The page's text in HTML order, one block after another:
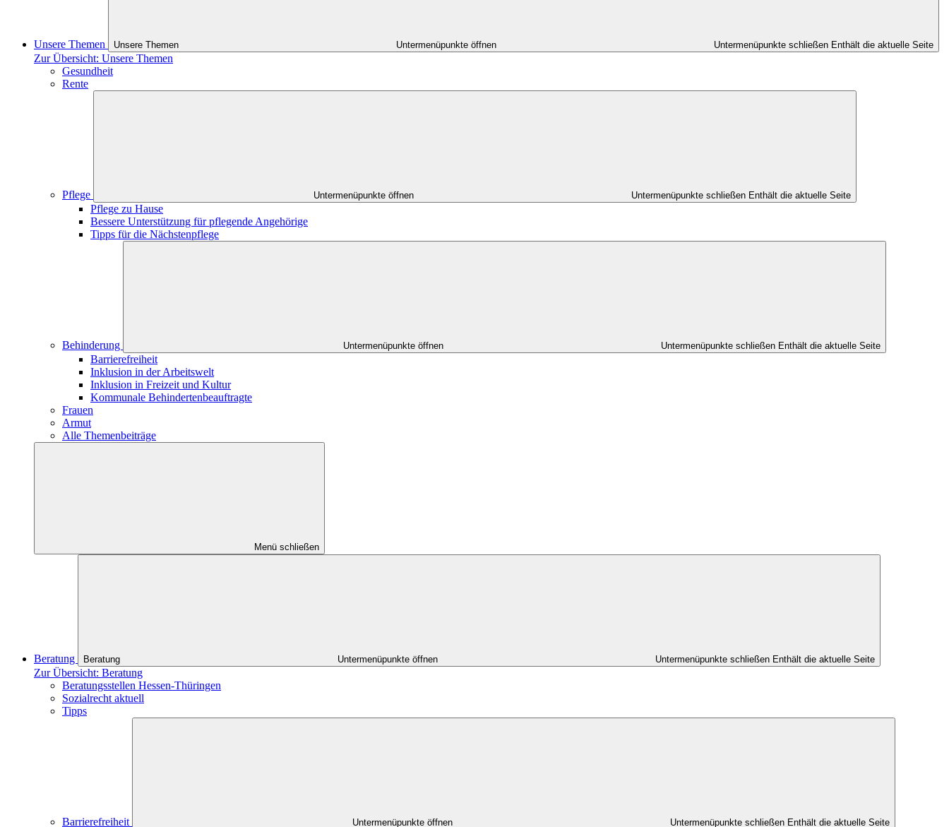
Unsere Themen Unsere Themen Untermenüpunkte öffnen Untermenüpunkte schließen Enthält die aktuelle Seite
Zur Übersicht: Unsere Themen
Gesundheit
Rente
Pflege Untermenüpunkte öffnen Untermenüpunkte schließen Enthält die aktuelle Seite
Pflege zu Hause
Bessere Unterstützung für pflegende Angehörige
Tipps für die Nächstenpflege
Behinderung Untermenüpunkte öffnen Untermenüpunkte schließen Enthält die aktuelle Seite
Barrierefreiheit
Inklusion in der Arbeitswelt
Inklusion in Freizeit und Kultur
Kommunale Behindertenbeauftragte
Frauen
Armut
Alle Themenbeiträge
Menü schließen
Beratung Beratung Untermenüpunkte öffnen Untermenüpunkte schließen Enthält die aktuelle Seite
Zur Übersicht: Beratung
Beratungsstellen Hessen-Thüringen
Sozialrecht aktuell
Tipps
Barrierefreiheit Untermenüpunkte öffnen Untermenüpunkte schließen Enthält die aktuelle Seite